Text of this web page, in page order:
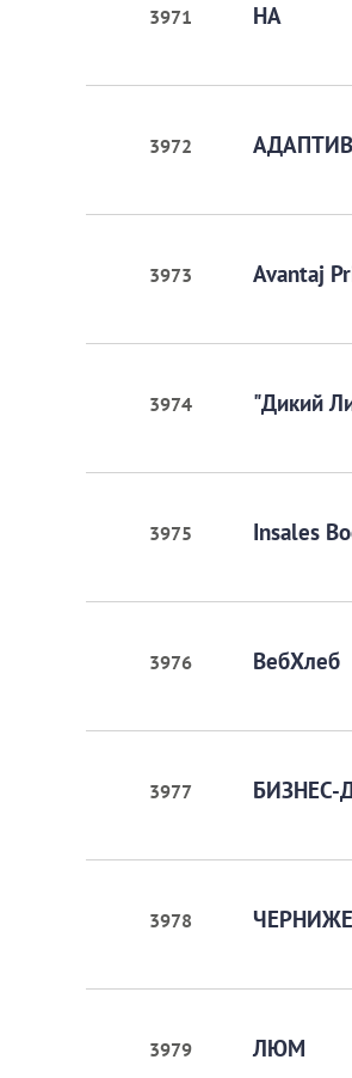
3971 HA
3972
3973 Avantaj
3974 "Дикий
3975 Insales
3976 ВебХлеб
3977 БИЗНЕС-
3978
3979 ЛЮМ